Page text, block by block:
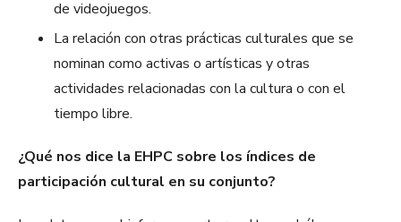
de videojuegos.
La relación con otras prácticas culturales que se
nominan como activas o artísticas y otras
actividades relacionadas con la cultura o con el
tiempo libre.
¿Qué nos dice la EHPC sobre los índices de
participación cultural en su conjunto?